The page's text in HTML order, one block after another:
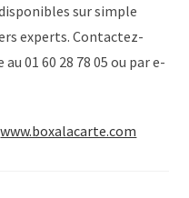
sur simple
experts. Contactez-
01 60 28 78 05 ou par e-
www.boxalacarte.com